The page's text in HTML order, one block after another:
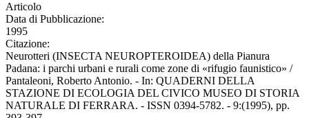
Articolo
Data di Pubblicazione:
1995
Citazione:
Neurotteri (INSECTA NEUROPTEROIDEA) della Pianura
Padana: i parchi urbani e rurali come zone di «rifugio faunistico» /
Pantaleoni, Roberto Antonio. - In: QUADERNI DELLA
STAZIONE DI ECOLOGIA DEL CIVICO MUSEO DI STORIA
NATURALE DI FERRARA. - ISSN 0394-5782. - 9:(1995), pp.